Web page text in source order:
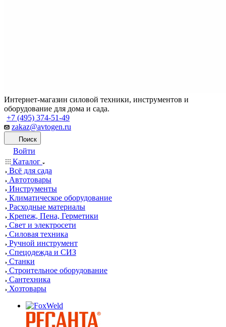
Интернет-магазин силовой техники, инструментов и
оборудование для дома и сада.
+7 (495) 374-51-49
zakaz@avtogen.ru
Поиск
Войти
Каталог
Всё для сада
Автотовары
Инструменты
Климатическое оборудование
Расходные материалы
Крепеж, Пена, Герметики
Свет и электросети
Силовая техника
Ручной инструмент
Спецодежда и СИЗ
Станки
Строительное оборудование
Сантехника
Хозтовары